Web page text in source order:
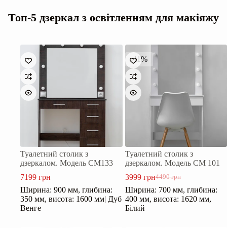
Топ-5 дзеркал з освітленням для макіяжу
Туалетний столик з
дзеркалом. Модель СМ133
7199 грн
Ширина: 900 мм, глибина:
350 мм, висота: 1600 мм| Дуб
Венге
-11%
Туалетний столик з
дзеркалом. Модель СМ 101
4490грн
Оригінальна
ціна:
4490 грн.
3999 грнПоточна
ціна:
3999 грн.
Ширина: 700 мм, глибина:
400 мм, висота: 1620 мм,
Білий